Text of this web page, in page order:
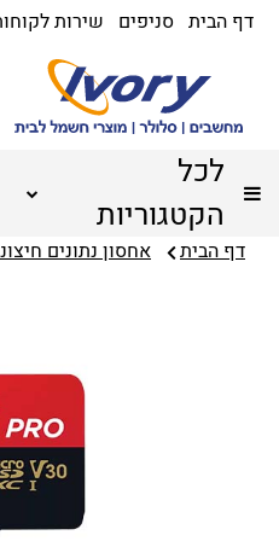
דף הבית סניפים שירות
לכל
הקטגוריות
דף הבית אחסון נתונים